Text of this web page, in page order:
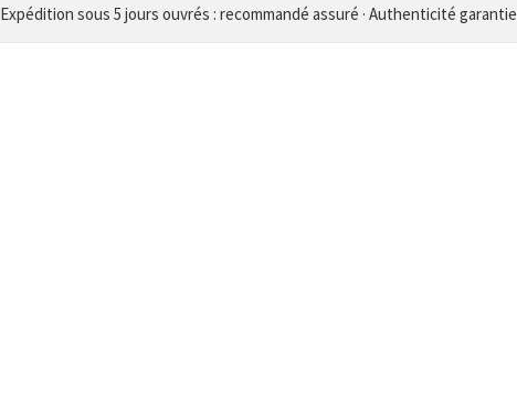
Expédition sous 5 jours ouvrés : recommandé assuré · Authenticité garantie